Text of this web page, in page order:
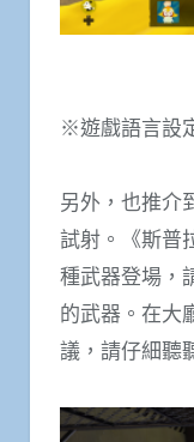
※遊戲語言設
另外，也推介
試射。《斯普
種武器登場，
的武器。在大
議，請仔細聽